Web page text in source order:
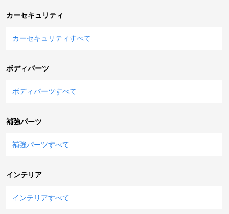
カーセキュリティ
カーセキュリティすべて
ボディパーツ
ボディパーツすべて
補強パーツ
補強パーツすべて
インテリア
インテリアすべて